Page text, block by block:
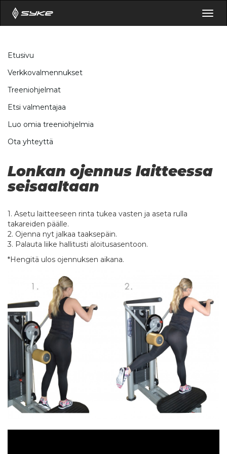
Etusivu
Verkkovalmennukset
Treeniohjelmat
Etsi valmentajaa
Luo omia treeniohjelmia
Ota yhteyttä
Lonkan ojennus laitteessa
seisaaltaan
1. Asetu laitteeseen rinta tukea vasten ja aseta rulla
takareiden päälle.
2. Ojenna nyt jalkaa taaksepäin.
3. Palauta liike hallitusti aloitusasentoon.
*Hengitä ulos ojennuksen aikana.